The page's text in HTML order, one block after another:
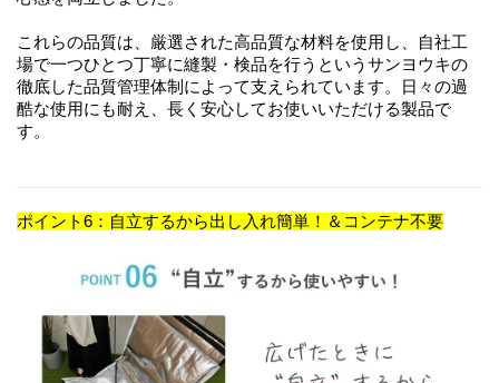
これらの品質は、厳選された高品質な材料を使用し、自社工
場で一つひとつ丁寧に縫製・検品を行うというサンヨウキの
徹底した品質管理体制によって支えられています。日々の過
酷な使用にも耐え、長く安心してお使いいただける製品で
す。
ポイント6：自立するから出し入れ簡単！＆コンテナ不要